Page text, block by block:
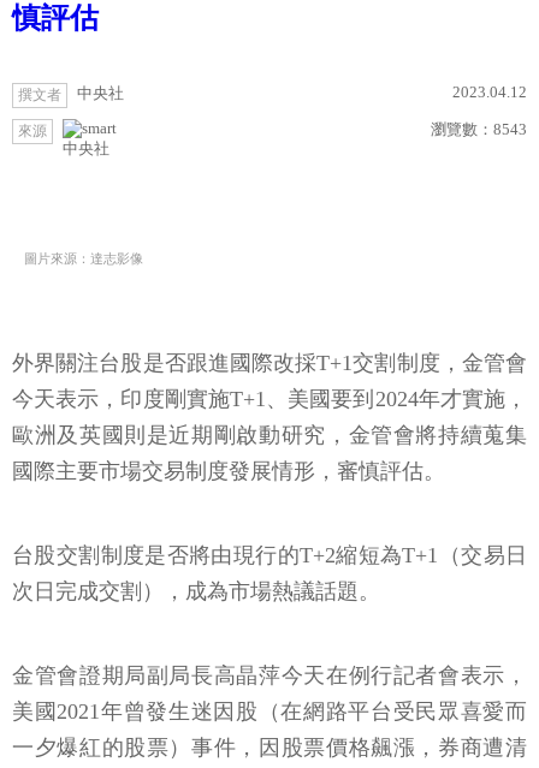
慎評估
撰文者 中央社 2023.04.12
來源
中央社
瀏覽數： 8543
圖片來源：達志影像
外界關注台股是否跟進國際改採T+1交割制度，金管會
今天表示，印度剛實施T+1、美國要到2024年才實施，
歐洲及英國則是近期剛啟動研究，金管會將持續蒐集
國際主要市場交易制度發展情形，審慎評估。
台股交割制度是否將由現行的T+2縮短為T+1（交易日
次日完成交割），成為市場熱議話題。
金管會證期局副局長高晶萍今天在例行記者會表示，
美國2021年曾發生迷因股（在網路平台受民眾喜愛而
一夕爆紅的股票）事件，因股票價格飆漲，券商遭清